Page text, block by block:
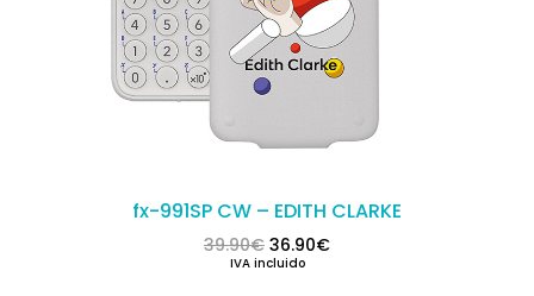
fx-991SP CW – EDITH CLARKE
39.90€ El precio original era: 39.90€.
36.90€El precio actual es:
IVA incluido